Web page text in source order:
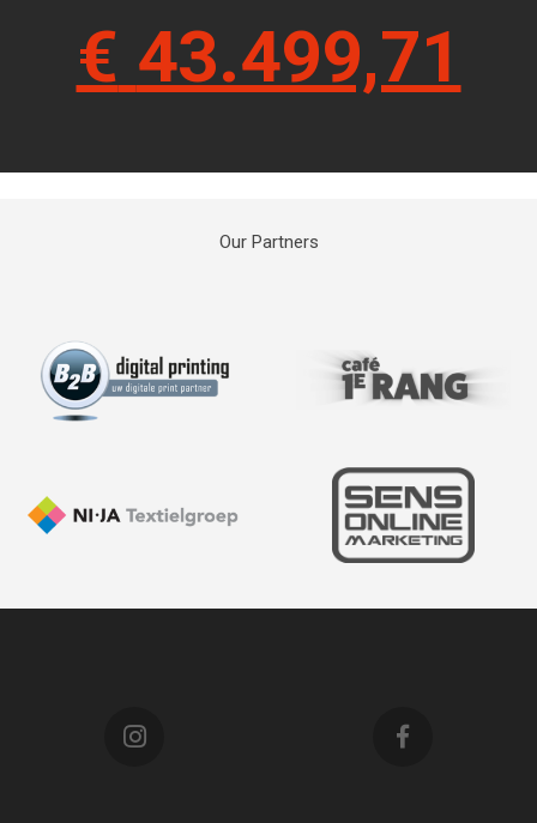
€ 43.499,71
Our Partners